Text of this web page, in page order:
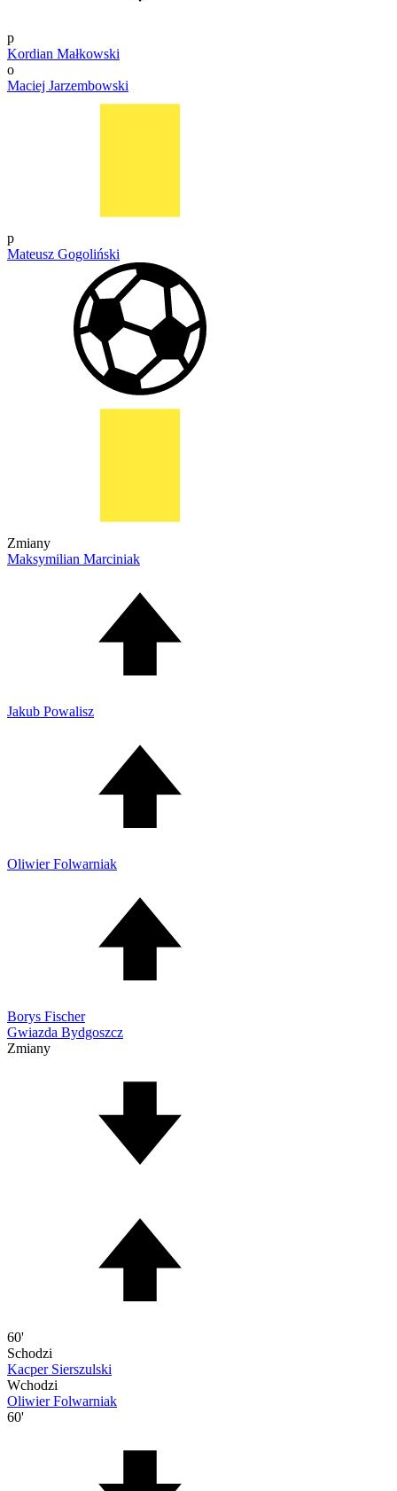
p
Kordian Małkowski
o
Maciej Jarzembowski
p
Mateusz Gogoliński
Zmiany
Maksymilian Marciniak
Jakub Powalisz
Oliwier Folwarniak
Borys Fischer
Gwiazda Bydgoszcz
Zmiany
60'
Schodzi
Kacper Sierszulski
Wchodzi
Oliwier Folwarniak
60'